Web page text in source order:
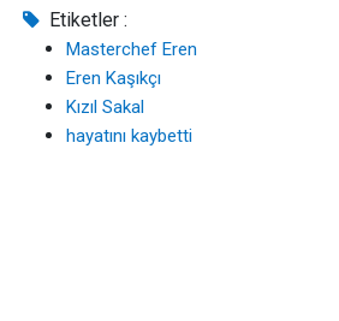
Etiketler :
Masterchef Eren
Eren Kaşıkçı
Kızıl Sakal
hayatını kaybetti